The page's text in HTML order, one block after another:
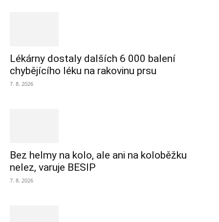
Lékárny dostaly dalších 6 000 balení
chybějícího léku na rakovinu prsu
7. 8. 2026
Bez helmy na kolo, ale ani na koloběžku
nelez, varuje BESIP
7. 8. 2026